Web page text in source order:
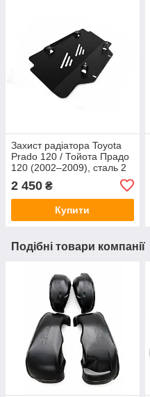
Захист радіатора Toyota
Prado 120 / Тойота Прадо
120 (2002–2009), сталь 2
2 450 ₴
Купити
Подібні товари компанії